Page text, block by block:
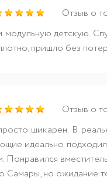
Отзыв о
модульную детскую.
пришло без
Отзыв о
шикарен. В
идеально
Понравился
Самары, но ожидание